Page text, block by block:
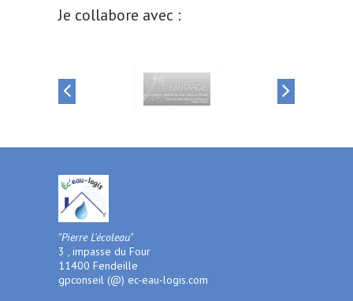
Je collabore avec :
"Pierre L'écoleau"
3 , impasse du Four
11400 Fendeille
gpconseil (@) ec-eau-logis.com